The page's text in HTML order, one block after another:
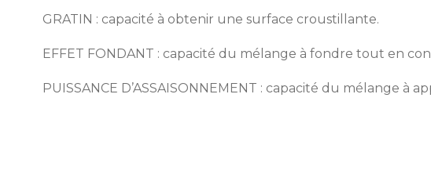
GRATIN : capacité à obtenir une surface croustillante.
EFFET FONDANT : capacité du mélange à fondre tout en
PUISSANCE D’ASSAISONNEMENT : capacité du mélange à